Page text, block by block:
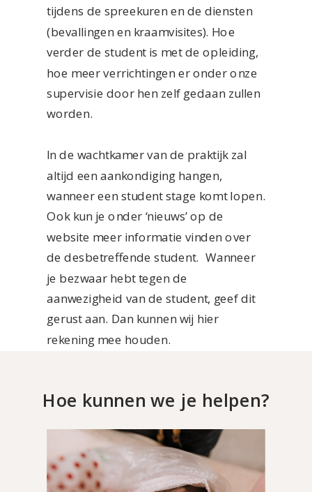
tijdens de spreekuren en de diensten
(bevallingen en kraamvisites). Hoe
verder de student is met de opleiding,
hoe meer verrichtingen er onder onze
supervisie door hen zelf gedaan zullen
worden.
In de wachtkamer van de praktijk zal
altijd een aankondiging hangen,
wanneer een student stage komt lopen.
Ook kun je onder ‘nieuws’ op de
website meer informatie vinden over
de desbetreffende student. Wanneer
je bezwaar hebt tegen de
aanwezigheid van de student, geef dit
gerust aan. Dan kunnen wij hier
rekening mee houden.
Hoe kunnen we je helpen?